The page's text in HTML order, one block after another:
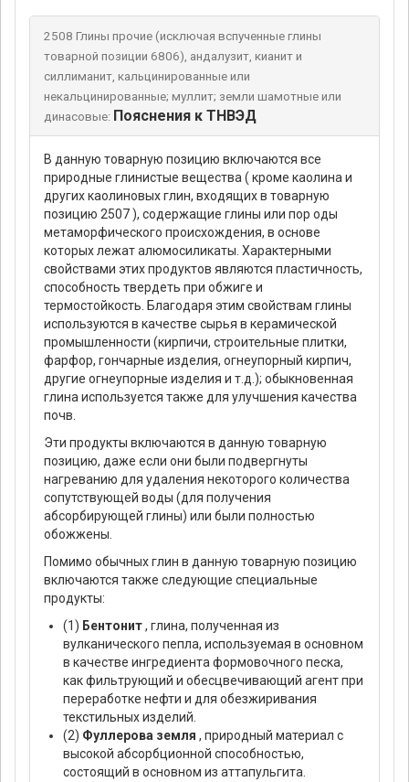
2508 Глины прочие (исключая вспученные глины
товарной позиции 6806), андалузит, кианит и
силлиманит, кальцинированные или
некальцинированные; муллит; земли шамотные или
динасовые: Пояснения к ТНВЭД
В данную товарную позицию включаются все
природные глинистые вещества ( кроме каолина и
других каолиновых глин, входящих в товарную
позицию 2507 ), содержащие глины или пор оды
метаморфического происхождения, в основе
которых лежат алюмосиликаты. Характерными
свойствами этих продуктов являются пластичность,
способность твердеть при обжиге и
термостойкость. Благодаря этим свойствам глины
используются в качестве сырья в керамической
промышленности (кирпичи, строительные плитки,
фарфор, гончарные изделия, огнеупорный кирпич,
другие огнеупорные изделия и т.д.); обыкновенная
глина используется также для улучшения качества
почв.
Эти продукты включаются в данную товарную
позицию, даже если они были подвергнуты
нагреванию для удаления некоторого количества
сопутствующей воды (для получения
абсорбирующей глины) или были полностью
обожжены.
Помимо обычных глин в данную товарную позицию
включаются также следующие специальные
продукты:
(1) Бентонит, глина, полученная из
вулканического пепла, используемая в основном
в качестве ингредиента формовочного песка,
как фильтрующий и обесцвечивающий агент при
переработке нефти и для обезжиривания
текстильных изделий.
(2) Фуллерова земля , природный материал с
высокой абсорбционной способностью,
состоящий в основном из аттапульгита.